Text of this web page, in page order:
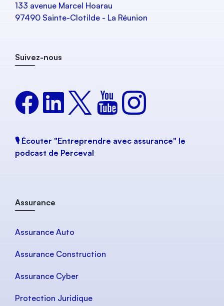
133 avenue Marcel Hoarau
97490 Sainte-Clotilde - La Réunion
Suivez-nous
🎙️ Écouter "Entreprendre avec assurance" le
podcast de Perceval
Assurance
Assurance Auto
Assurance Construction
Assurance Cyber
Protection Juridique